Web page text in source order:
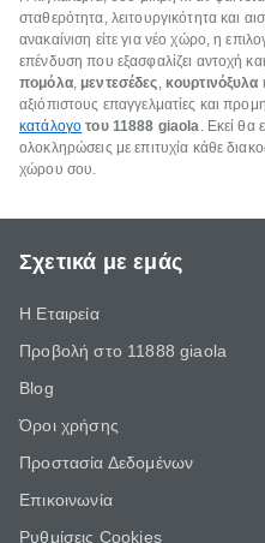
σταθερότητα, λειτουργικότητα και
ανακαίνιση είτε για νέο χώρο, η
επένδυση που εξασφαλίζει αντοχή
πομόλα, μεντεσέδες, κουρτινόξυλα
αξιόπιστους επαγγελματίες και
κατάλογο του 11888 giaola. Εκεί θα
ολοκληρώσεις με επιτυχία κάθε
χώρου σου.
Σχετικά με εμάς
Η Εταιρεία
Προβολή στο 11888 giaola
Blog
Όροι χρήσης
Προστασία Δεδομένων
Επικοινωνία
Ρυθμίσεις Cookies